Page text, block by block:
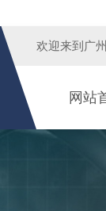
欢迎来到广
网站